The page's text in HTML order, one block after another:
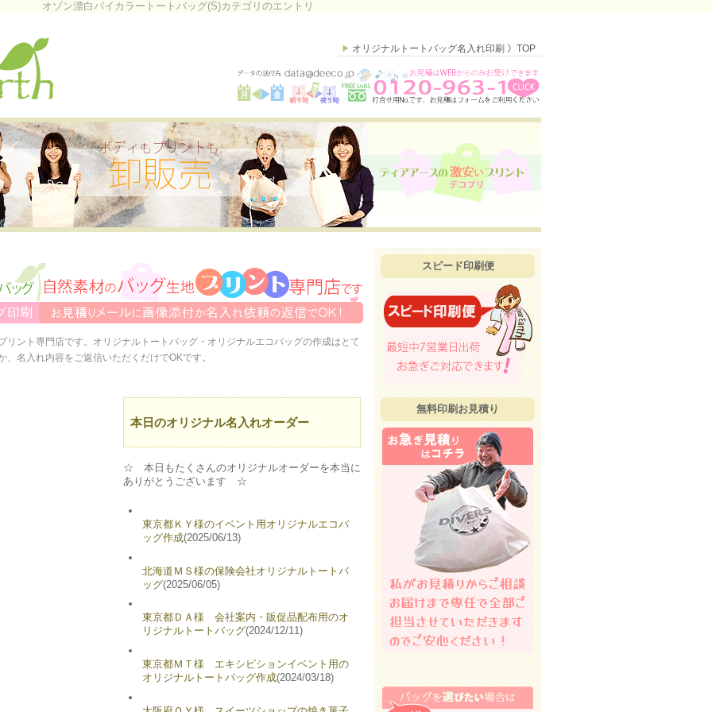
オゾン漂白バイカラートートバッグ(S)カテゴリのエントリ
オリジナルトートバッグ名入れ印刷 》TOP
リント専門店です。オリジナルトートバッグ・オリジナルエコバッグの作成はとて
名入れ内容をご返信いただくだけでOKです。
本日のオリジナル名入れオーダー
☆ 本日もたくさんのオリジナルオーダーを本当に
ありがとうございます ☆
東京都ＫＹ様のイベント用オリジナルエコバ
ッグ作成(2025/06/13)
北海道ＭＳ様の保険会社オリジナルトートバ
ッグ(2025/06/05)
東京都ＤＡ様 会社案内・販促品配布用のオ
リジナルトートバッグ(2024/12/11)
東京都ＭＴ様 エキシビションイベント用の
オリジナルトートバッグ作成(2024/03/18)
スピード印刷便
無料印刷お見積り